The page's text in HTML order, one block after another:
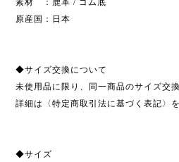
素材 ：鹿革 / ゴム底
原産国：日本
◆サイズ交換について
未使用品に限り、同一商品のサイズ交
詳細は〈特定商取引法に基づく表記〉
◆サイズ